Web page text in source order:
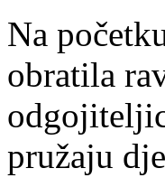
Na
obratila
pružaju